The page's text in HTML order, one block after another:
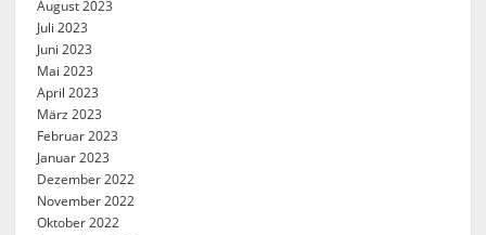
August 2023
Juli 2023
Juni 2023
Mai 2023
April 2023
März 2023
Februar 2023
Januar 2023
Dezember 2022
November 2022
Oktober 2022